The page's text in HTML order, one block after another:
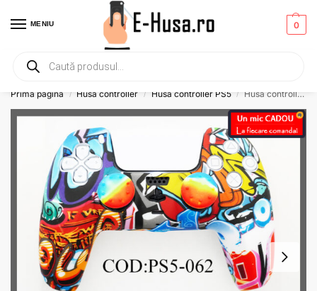
MENIU 0
Primesti un mic
Prima pagină / Husa controller / Husa controller PS5 / Husa controller PS5 din silicon EHS-PS5-062